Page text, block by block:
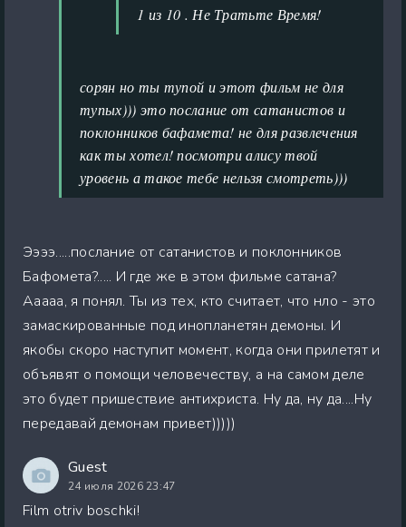
1 из 10 . Не Тратьте Время!
сорян но ты тупой и этот фильм не для
тупых))) это послание от сатанистов и
поклонников бафамета! не для развлечения
как ты хотел! посмотри алису твой
уровень а такое тебе нельзя смотреть)))
Ээээ.....послание от сатанистов и поклонников
Бафомета?..... И где же в этом фильме сатана?
Ааааа, я понял. Ты из тех, кто считает, что нло - это
замаскированные под инопланетян демоны. И
якобы скоро наступит момент, когда они прилетят и
объявят о помощи человечеству, а на самом деле
это будет пришествие антихриста. Ну да, ну да....Ну
передавай демонам привет)))))
Guest
24 июля 2026 23:47
Film otriv boschki!